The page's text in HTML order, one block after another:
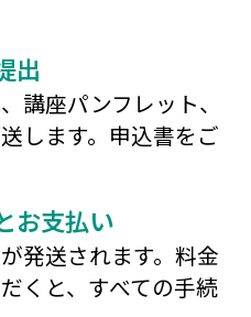
出
講座パンフレット、
します。申込書をご
お支払い
発送されます。料金
くと、すべての手続